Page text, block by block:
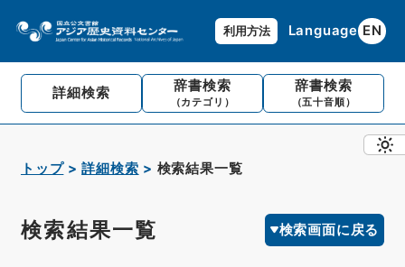
利用方法 Language EN
詳細検索 辞書検索
（カテゴリ）
辞書検索
（五十音順）
トップ 詳細検索 検索結果一覧
検索結果一覧 検索画面に戻る